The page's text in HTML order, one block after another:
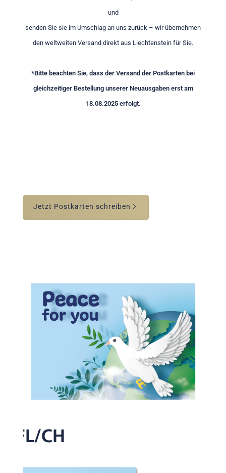
und
senden Sie sie im Umschlag an uns zurück – wir übernehmen
den weltweiten Versand direkt aus Liechtenstein für Sie.
*Bitte beachten Sie, dass der Versand der Postkarten bei
gleichzeitiger Bestellung unserer Neuausgaben erst am
18.08.2025 erfolgt.
Jetzt Postkarten schreiben